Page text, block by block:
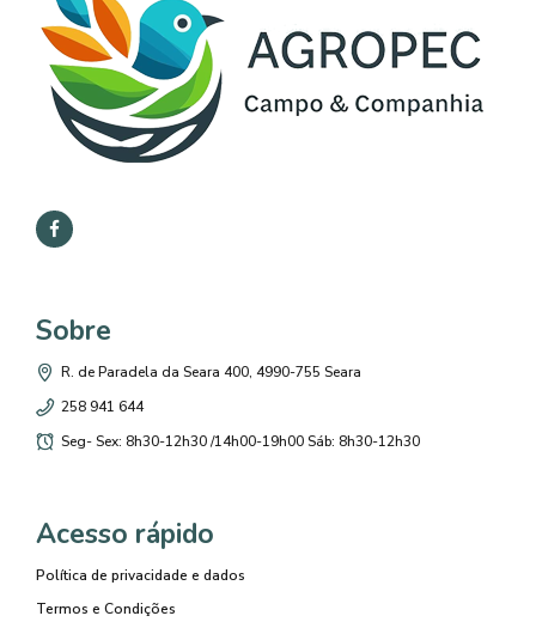
Sobre
R. de Paradela da Seara 400, 4990-755 Seara
258 941 644
Seg- Sex: 8h30-12h30 /14h00-19h00 Sáb: 8h30-12h30
Acesso rápido
Política de privacidade e dados
Termos e Condições